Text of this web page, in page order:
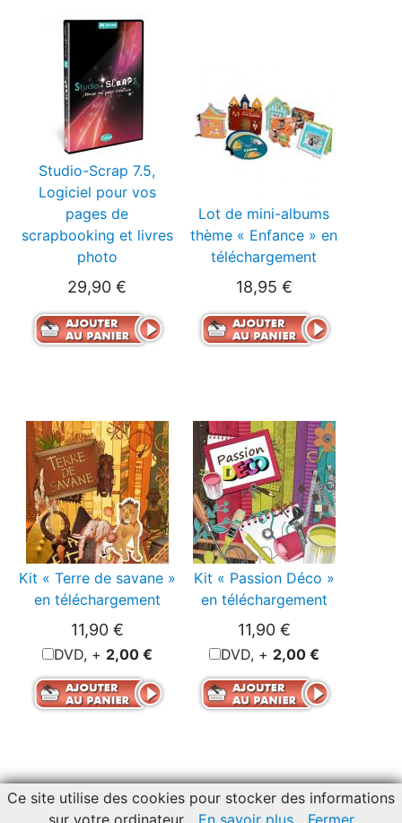
Studio-Scrap 7.5,
Logiciel pour vos
pages de
scrapbooking et livres
photo
29,90 €
Lot de mini-albums
thème « Enfance » en
téléchargement
18,95 €
Kit « Terre de savane »
en téléchargement
11,90 €
DVD, + 2,00 €
Kit « Passion Déco »
en téléchargement
11,90 €
DVD, + 2,00 €
© Copyright 2007, 2026 - Sale terms and conditions - Contact
Ce site utilise des cookies pour stocker des informations
sur votre ordinateur
En savoir plus Fermer